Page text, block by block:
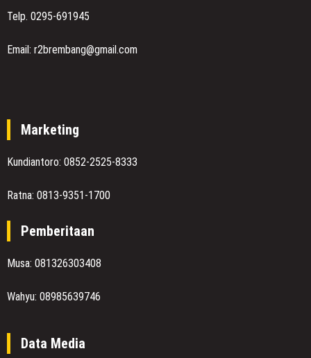
Telp. 0295-691945
Email: r2brembang@gmail.com
Marketing
Kundiantoro: 0852-2525-8333
Ratna: 0813-9351-1700
Pemberitaan
Musa: 081326303408
Wahyu: 08985639746
Data Media